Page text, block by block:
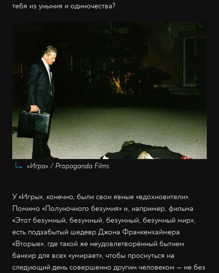
тебя из уныния и одиночества?
«Игра» / Propaganda Films
У «Игры», конечно, были свои явные «вдохновители».
Помимо «Полуночного безумия» и, например, фильма
«Этот безумный, безумный, безумный, безумный мир»,
есть подзабытый шедевр Джона Франкенхаймера
«Вторые», где такой же неудовлетворённый бытием
банкир для всех «умирает», чтобы проснуться на
следующий день совершенно другим человеком — не без